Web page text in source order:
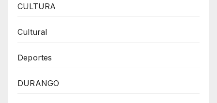
CULTURA
Cultural
Deportes
DURANGO